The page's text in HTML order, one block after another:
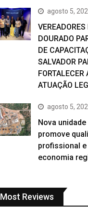
agosto 5,
DOURADO
DE
SALVADOR
FORTALECER
ATUAÇÃO
agosto 5,
Nova unidade
promove
profissional
economia
Most Reviews